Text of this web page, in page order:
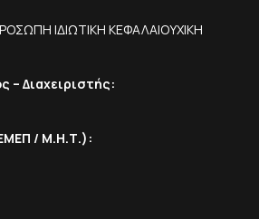
ΙΔΙΩΤΙΚΗ ΚΕΦΑΛΑΙΟΥΧΙΚΗ
– Διαχειριστής:
/ Μ.Η.Τ.):